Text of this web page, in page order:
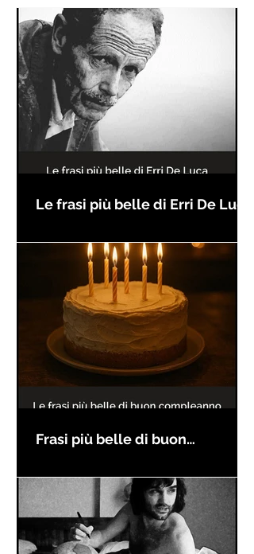
Le frasi più belle di Erri De Luca
Frasi più belle di buon